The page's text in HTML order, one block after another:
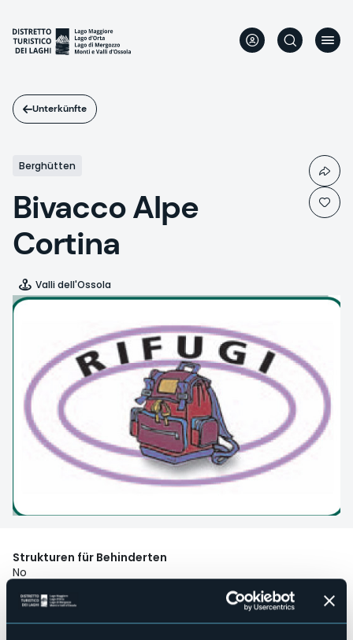
Inhalt
Unterkünfte
Berghütten
Bivacco Alpe
Cortina
Valli dell'Ossola
Strukturen für Behinderten
No
Wellness
No